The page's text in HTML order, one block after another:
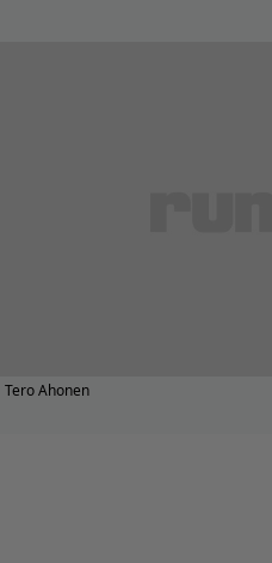
Tero Ahonen